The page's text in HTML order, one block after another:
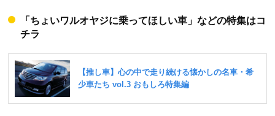
「ちょいワルオヤジに乗ってほしい車」などの特集はコ
チラ